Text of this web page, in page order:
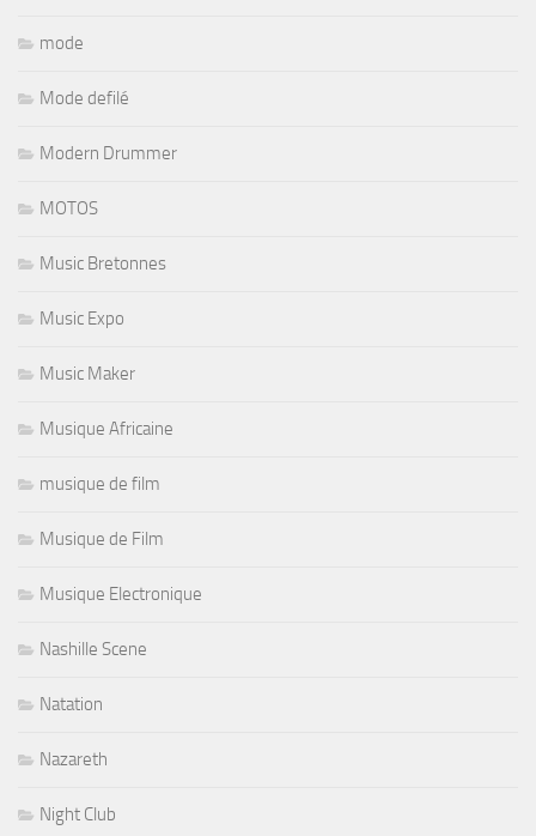
mode
Mode defilé
Modern Drummer
MOTOS
Music Bretonnes
Music Expo
Music Maker
Musique Africaine
musique de film
Musique de Film
Musique Electronique
Nashille Scene
Natation
Nazareth
Night Club